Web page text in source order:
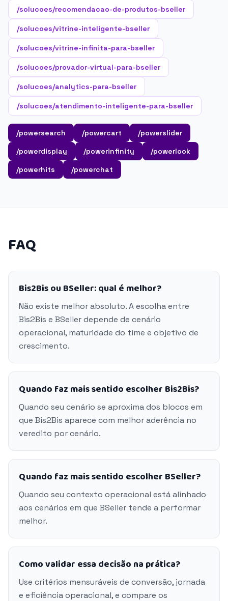
/solucoes/recomendacao-de-produtos-bseller
/solucoes/vitrine-inteligente-bseller
/solucoes/vitrine-infinita-para-bseller
/solucoes/provador-virtual-para-bseller
/solucoes/analytics-para-bseller
/solucoes/atendimento-inteligente-para-bseller
/powersearch /powercart
/powerslider
/powerdisplay
/powerinfinity
/powerlook
/powerhits
/powerchat
FAQ
Bis2Bis ou BSeller: qual é melhor?
Não existe melhor absoluto. A escolha entre
Bis2Bis e BSeller depende de cenário
operacional, maturidade do time e objetivo de
crescimento.
Quando faz mais sentido escolher Bis2Bis?
Quando seu cenário se aproxima dos blocos em
que Bis2Bis aparece com melhor aderência no
veredito por cenário.
Quando faz mais sentido escolher BSeller?
Quando seu contexto operacional está alinhado
aos cenários em que BSeller tende a performar
melhor.
Como validar essa decisão na prática?
Use critérios mensuráveis de conversão, jornada
e eficiência operacional, e compare os